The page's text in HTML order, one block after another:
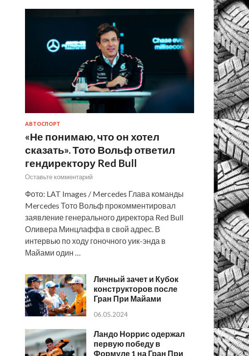
АВТОСПОРТ
«Не понимаю, что он хотел
сказать». Тото Вольф ответил
гендиректору Red Bull
Оставьте комментарий
Фото: LAT Images / Mercedes Глава команды
Mercedes Тото Вольф прокомментировал
заявление генерального директора Red Bull
Оливера Минцлаффа в свой адрес. В
интервью по ходу гоночного уик-энда в
Майами один …
Личный зачет и Кубок
конструкторов после
Гран При Майами
06.05.2024
Ландо Норрис одержал
первую победу в
Формуле 1 на Гран При